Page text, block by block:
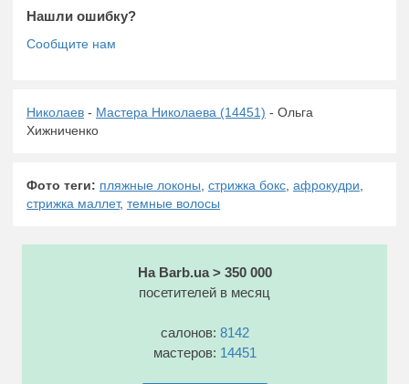
Нашли ошибку?
Николаев - Мастера Николаева (14451) - Ольга
Хижниченко
Фото теги: пляжные локоны стрижка бокс афрокудри
стрижка маллет, темные волосы
На Barb.ua > 350 000
посетителей в месяц
салонов: 8142
мастеров: 14451